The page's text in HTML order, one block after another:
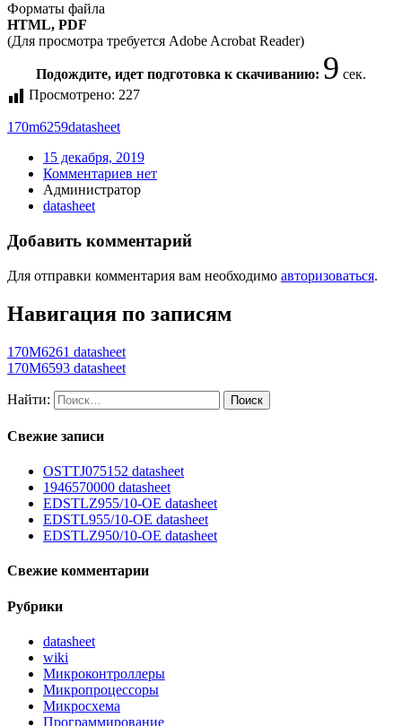
Форматы файла
HTML, PDF
(Для просмотра требуется Adobe Acrobat Reader)
Подождите, идет подготовка к скачиванию: 9 сек.
Просмотрено: 227
170m6259datasheet
15 декабря, 2019
Комментариев нет
Администратор
datasheet
Добавить комментарий
Для отправки комментария вам необходимо авторизоваться.
Навигация по записям
170M6261 datasheet
170M6593 datasheet
Найти:
Свежие записи
OSTTJ075152 datasheet
1946570000 datasheet
EDSTLZ955/10-OE datasheet
EDSTL955/10-OE datasheet
EDSTLZ950/10-OE datasheet
Свежие комментарии
Рубрики
datasheet
wiki
Микроконтроллеры
Микропроцессоры
Микросхема
Программирование